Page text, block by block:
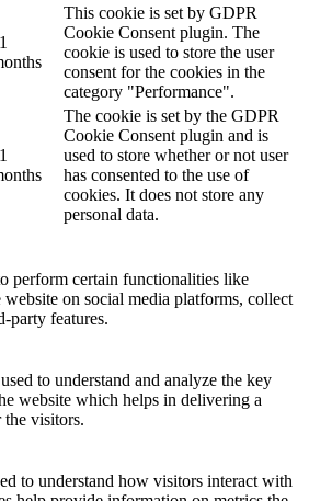
This cookie is set by GDPR
Cookie Consent plugin. The
cookie is used to store the user
consent for the cookies in the
category "Performance".
The cookie is set by the GDPR
Cookie Consent plugin and is
used to store whether or not user
has consented to the use of
cookies. It does not store any
personal data.
perform certain functionalities like
on social media platforms, collect
party features.
to understand and analyze the key
website which helps in delivering a
the visitors.
to understand how visitors interact with